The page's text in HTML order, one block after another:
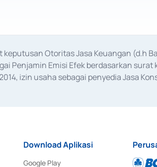
Otoritas Jasa Keuangan (d.h
Penjamin Emisi Efek berdasarkan
izin usaha sebagai penyedia Jasa
Download Aplikasi
Google Play